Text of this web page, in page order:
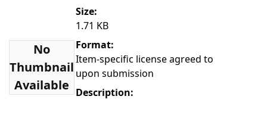
No
Thumbnail
Available
Size:
1.71 KB
Format:
Item-specific license agreed to
upon submission
Description: